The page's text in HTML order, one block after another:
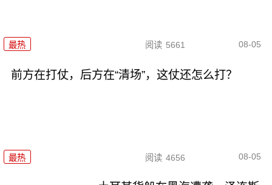
最热 阅读 5661 08-05
前方在打仗，后方在“清场”，这仗还怎么打？
最热 阅读 4656 08-05